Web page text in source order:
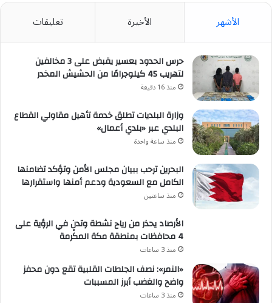
الأشهر الأخيرة تعليقات
حرس الحدود بعسير يقبض على 3 مخالفين
لتهريب 45 كيلوجرامًا من الحشيش المخدر
منذ 16 دقيقة
وزارة البلديات تطلق خدمة تأهيل مقاولي القطاع
البلدي عبر «بلدي أعمال»
منذ ساعة واحدة
البحرين ترحب ببيان مجلس الأمن وتؤكد تضامنها
الكامل مع السعودية ودعم أمنها واستقرارها
منذ ساعتين
الأرصاد يحذر من رياح نشطة وتدنٍ في الرؤية على
4 محافظات بمنطقة مكة المكرمة
منذ 3 ساعات
«النمر»: نصف الجلطات القلبية تقع دون محفز
واضح والغضب أبرز المسببات
منذ 3 ساعات